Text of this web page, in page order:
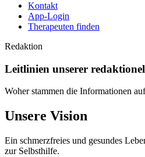
Kontakt
App-Login
Therapeuten finden
Redaktion
Leitlinien unserer
Woher stammen die Informationen
Unsere Vision
Ein schmerzfreies und gesundes
zur Selbsthilfe.